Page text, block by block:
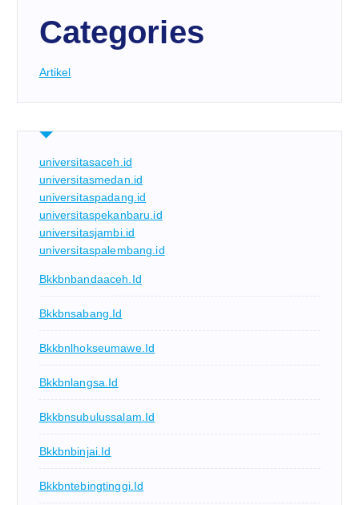
Categories
Artikel
universitasaceh.id
universitasmedan.id
universitaspadang.id
universitaspekanbaru.id
universitasjambi.id
universitaspalembang.id
Bkkbnbandaaceh.id
Bkkbnsabang.id
Bkkbnlhokseumawe.id
Bkkbnlangsa.id
Bkkbnsubulussalam.id
Bkkbnbinjai.id
Bkkbntebingtinggi.id